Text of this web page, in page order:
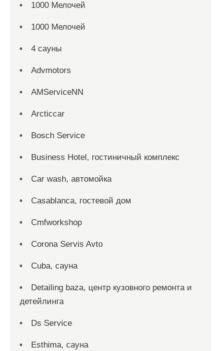
1000 Мелочей
1000 Мелочей
4 сауны
Advmotors
AMServiceNN
Arcticcar
Bosch Service
Business Hotel, гостиничный комплекс
Car wash, автомойка
Casablanca, гостевой дом
Cmfworkshop
Corona Servis Avto
Cuba, сауна
Detailing baza, центр кузовного ремонта и
детейлинга
Ds Service
Esthima, сауна